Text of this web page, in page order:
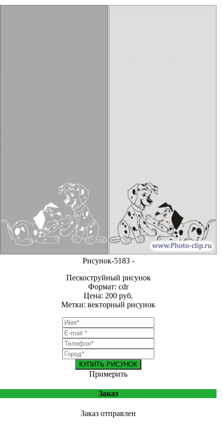
Рисунок-5183 -
Пескоструйный рисунок
Формат: cdr
Цена: 200 руб.
Метки: векторный рисунок
КУПИТЬ РИСУНОК
Примерить
Заказ
Заказ отправлен